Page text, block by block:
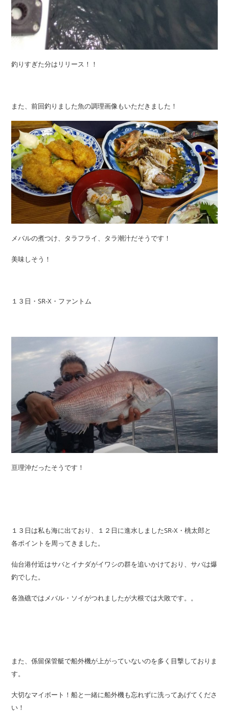
釣りすぎた分はリリース！！
また、前回釣りました魚の調理画像もいただきました！
メバルの煮つけ、タラフライ、タラ潮汁だそうです！
美味しそう！
１３日・SR-X・ファントム
亘理沖だったそうです！
１３日は私も海に出ており、１２日に進水しましたSR-X・桃太郎と
各ポイントを周ってきました。
仙台港付近はサバとイナダがイワシの群を追いかけており、サバは爆
釣でした。
各漁礁ではメバル・ソイがつれましたが大根では大敗です。。
また、係留保管艇で船外機が上がっていないのを多く目撃しておりま
す。
大切なマイボート！船と一緒に船外機も忘れずに洗ってあげてくださ
い！